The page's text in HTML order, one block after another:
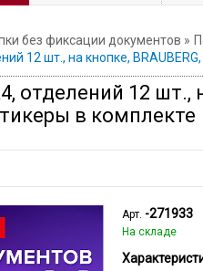
без фиксации документов
12 шт., на кнопке,
отделений 12 шт.,
в комплекте
Арт. -271933
На складе